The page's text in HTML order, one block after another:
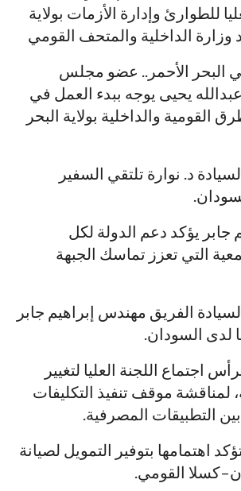
للطوارئ وإدارة الأزمات بولاية
وزارة الداخلية والمتحف القومي
البحر الأحمر.. عضو مجلس
عبدالله يحيى يوجه ببدء العمل في
القومية والداخلية بولاية البحر
د. نوارة تلتقي السفير
جابر يؤكد دعم الدولة لكل
التي تعزز تماسك الجبهة
الفريق مهندس إبراهيم جابر
لدى السودان.
اجتماع اللجنة العليا لتغيير
لمناقشة موقف تنفيذ التكليفات
التطبيقات المصرفية.
اهتمامها بتوفير التمويل لصيانة
القومي.